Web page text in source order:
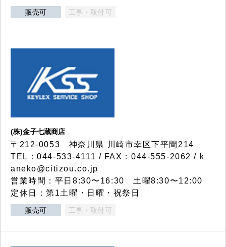
販売可 工事・取付可
(株)金子七蔵商店
〒212-0053 神奈川県 川崎市幸区下平間214
TEL：044-533-4111 / FAX：044-555-2062 / k
aneko@citizou.co.jp
営業時間：平日8:30〜16:30 土曜8:30〜12:00
定休日：第1土曜・日曜・祝祭日
販売可 工事・取付可